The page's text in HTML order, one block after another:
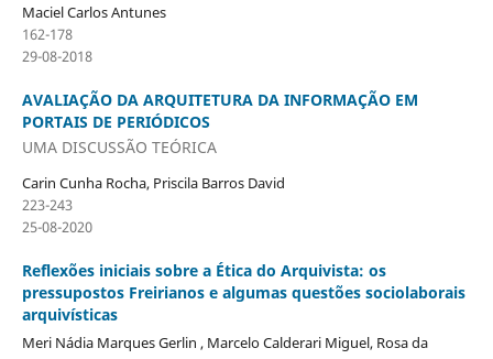
Maciel Carlos Antunes
162-178
29-08-2018
AVALIAÇÃO DA ARQUITETURA DA INFORMAÇÃO EM
PORTAIS DE PERIÓDICOS
UMA DISCUSSÃO TEÓRICA
Carin Cunha Rocha, Priscila Barros David
223-243
25-08-2020
Reflexões iniciais sobre a Ética do Arquivista: os
pressupostos Freirianos e algumas questões sociolaborais
arquivísticas
Meri Nádia Marques Gerlin , Marcelo Calderari Miguel, Rosa da